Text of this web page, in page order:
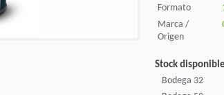
Formato
Marca /
Origen
Stock
Bodega 32